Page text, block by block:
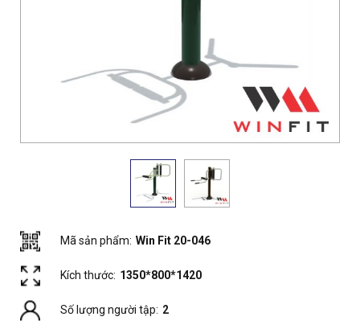
Mã sản phẩm: Win Fit 20-046
Kích thước: 1350*800*1420
Số lượng người tập: 2